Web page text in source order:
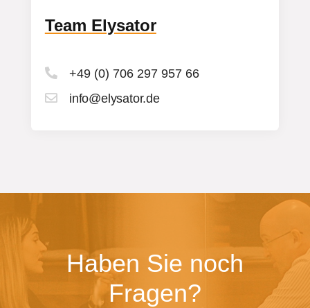
Team Elysator
 +49 (0) 706 297 957 66
 info@elysator.de
Haben Sie noch
Fragen?